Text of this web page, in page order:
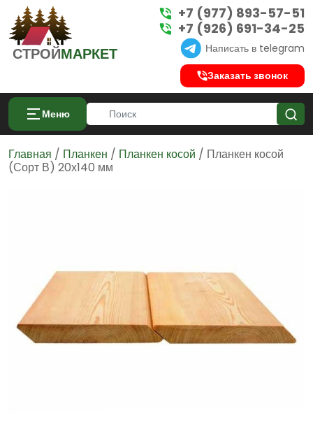
СТРОЙМАРКЕТ
+7 (977) 893-57-51
+7 (926) 691-34-25
Написать в telegram
Заказать звонок
Меню
Главная / Планкен / Планкен косой / Планкен косой
(Сорт В) 20х140 мм